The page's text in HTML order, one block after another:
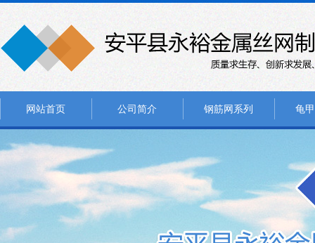
网站首页 公司简介 钢筋网系列 龟